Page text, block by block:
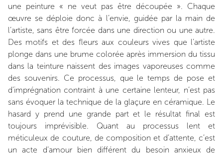
une peinture « ne veut pas être découpée ». Chaque
œuvre se déploie donc à l’envie, guidée par la main de
l’artiste, sans être forcée dans une direction ou une autre.
Des motifs et des fleurs aux couleurs vives que l’artiste
plonge dans une brume colorée après immersion du tissu
dans la teinture naissent des images vaporeuses comme
des souvenirs. Ce processus, que le temps de pose et
d’imprégnation contraint à une certaine lenteur, n’est pas
sans évoquer la technique de la glaçure en céramique. Le
hasard y prend une grande part et le résultat final est
toujours imprévisible. Quant au processus lent et
méticuleux de couture, de composition et d’attente, c’est
un acte d’amour bien différent du besoin anxieux de